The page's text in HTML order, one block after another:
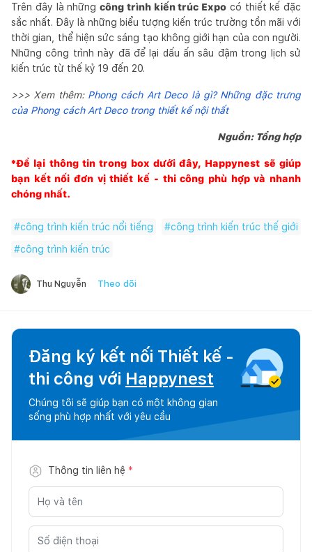
Trên đây là những công trình kiến trúc Expo có thiết kế đặc
sắc nhất. Đây là những biểu tượng kiến trúc trường tồn mãi với
thời gian, thể hiện sức sáng tạo không giới hạn của con người.
Những công trình này đã để lại dấu ấn sâu đậm trong lịch sử
kiến trúc từ thế kỷ 19 đến 20.
>>> Xem thêm: Phong cách Art Deco là gì? Những đặc trưng
của Phong cách Art Deco trong thiết kế nội thất
Nguồn: Tổng hợp
*Để lại thông tin trong box dưới đây, Happynest sẽ giúp
bạn kết nối đơn vị thiết kế - thi công phù hợp và nhanh
chóng nhất.
#công trình kiến trúc nổi tiếng #công trình kiến trúc thế giới
#công trình kiến trúc
Thu Nguyễn Theo dõi
Đăng ký kết nối Thiết kế -
thi công với Happynest
Chúng tôi sẽ giúp bạn có một không gian
sống phù hợp nhất với yêu cầu
Thông tin liên hệ *